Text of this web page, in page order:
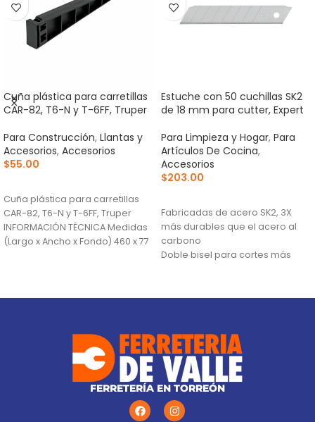
Cuña plástica para carretillas
CAR-82, T6-N y T-6FF, Truper
Para Construcción, Llantas y
Accesorios, Accesorios
$55.00
Cuña plástica para carretillas
CAR-82, T6-N y T-6FF, Truper
INFORMACIÓN TÉCNICA Medidas
(Largo x Ancho x Fondo) 460 x 77
Estuche con 50 cuchillas SK2
de 18 mm para cutter, Expert
Para Limpieza y Hogar, Para
Artículos De Cocina,
Accesorios
$203.00
Fabricadas de acero SK2, 3X
más durables que el acero al
carbono
Doble bisel para cortes más
FERRETERÍA EN TORREÓN